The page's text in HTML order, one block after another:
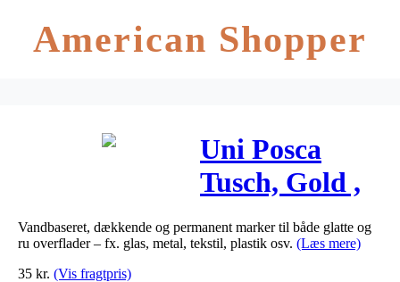
American Shopper
Uni Posca
Tusch, Gold ,
stregtykkelse:,
fine, 1stk.
Vandbaseret, dækkende og permanent marker til både glatte og
ru overflader – fx. glas, metal, tekstil, plastik osv. (Læs mere)
35 kr. (Vis fragtpris)